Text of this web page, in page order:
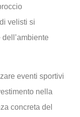
velisti si
eventi sportivi
nella
concreta del